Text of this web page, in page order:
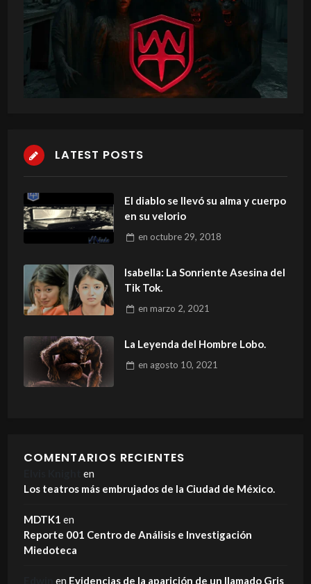
LATEST POSTS
El diablo se llevó su alma y cuerpo
en su velorio
en octubre 29, 2018
Isabella: La Sonriente Asesina del
Tik Tok.
en marzo 2, 2021
La Leyenda del Hombre Lobo.
en agosto 10, 2021
COMENTARIOS RECIENTES
en
Los teatros más embrujados de la Ciudad de México.
MDTK1 en
Reporte 001 Centro de Análisis e Investigación
Miedoteca
en Evidencias de la aparición de un llamado Gris